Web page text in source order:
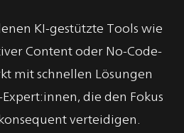
KI-gestützte Tools wie
Content oder No-Code-
mit schnellen Lösungen
die den Fokus
verteidigen.